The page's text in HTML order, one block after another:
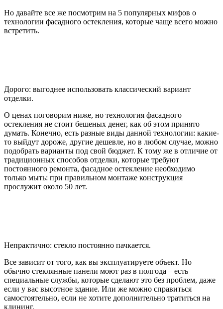
Но давайте все же посмотрим на 5 популярных мифов о
технологии фасадного остекления, которые чаще всего можно
встретить.
Дорого: выгоднее использовать классический вариант
отделки.
О ценах поговорим ниже, но технология фасадного
остекления не стоит бешеных денег, как об этом принято
думать. Конечно, есть разные виды данной технологии: какие-
то выйдут дороже, другие дешевле, но в любом случае, можно
подобрать варианты под свой бюджет. К тому же в отличие от
традиционных способов отделки, которые требуют
постоянного ремонта, фасадное остекление необходимо
только мыть: при правильном монтаже конструкция
прослужит около 50 лет.
Непрактично: стекло постоянно пачкается.
Все зависит от того, как вы эксплуатируете объект. Но
обычно стеклянные панели моют раз в полгода – есть
специальные службы, которые сделают это без проблем, даже
если у вас высотное здание. Или же можно справиться
самостоятельно, если не хотите дополнительно тратиться на
клининг.